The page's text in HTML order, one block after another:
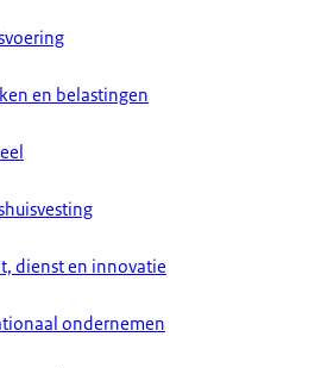
en belastingen
dienst en innovatie
ondernemen